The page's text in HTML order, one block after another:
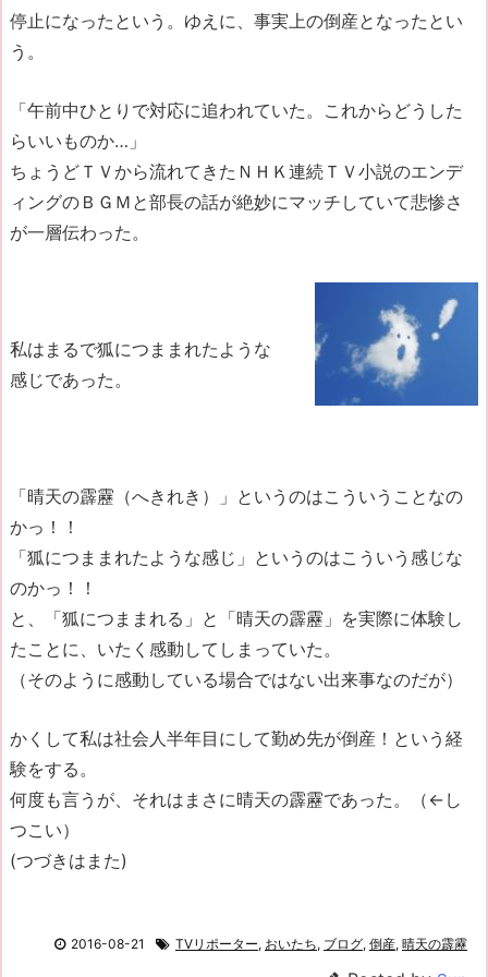
停止になったという。ゆえに、事実上の倒産となったとい
う。
「午前中ひとりで対応に追われていた。これからどうした
らいいものか…」
ちょうどＴＶから流れてきたＮＨＫ連続ＴＶ小説のエンデ
ィングのＢＧＭと部長の話が絶妙にマッチしていて悲惨さ
が一層伝わった。
私はまるで狐につままれたような
感じであった。
「晴天の霹靂（へきれき）」というのはこういうことなの
かっ！！
「狐につままれたような感じ」というのはこういう感じな
のかっ！！
と、「狐につままれる」と「晴天の霹靂」を実際に体験し
たことに、いたく感動してしまっていた。
（そのように感動している場合ではない出来事なのだが）
かくして私は社会人半年目にして勤め先が倒産！という経
験をする。
何度も言うが、それはまさに晴天の霹靂であった。（←し
つこい）
(つづきはまた)
2016-08-21 TVリポーター, おいたち, ブログ, 倒産, 晴天の霹靂